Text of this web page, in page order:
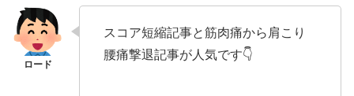
スコア短縮記事と筋肉痛から肩こり
腰痛撃退記事が人気です👇